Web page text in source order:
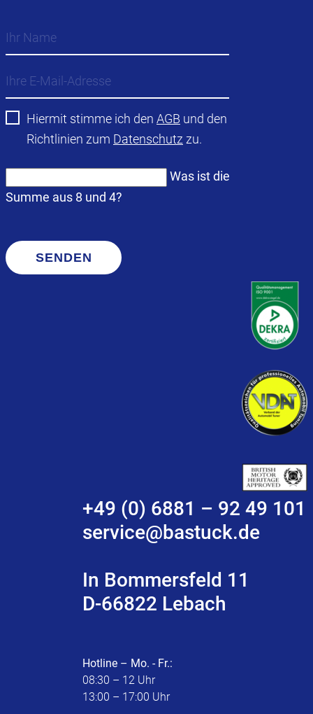
Hiermit stimme ich den AGB und den
Richtlinien zum Datenschutz zu.
Was ist die
Summe aus 8 und 4?
SENDEN
+49 (0) 6881 – 92 49 101
service@bastuck.de
In Bommersfeld 11
D-66822 Lebach
Hotline – Mo. - Fr.:
08:30 – 12 Uhr
13:00 – 17:00 Uhr